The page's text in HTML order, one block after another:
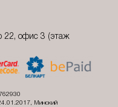
22, офис 3 (этаж
Минский